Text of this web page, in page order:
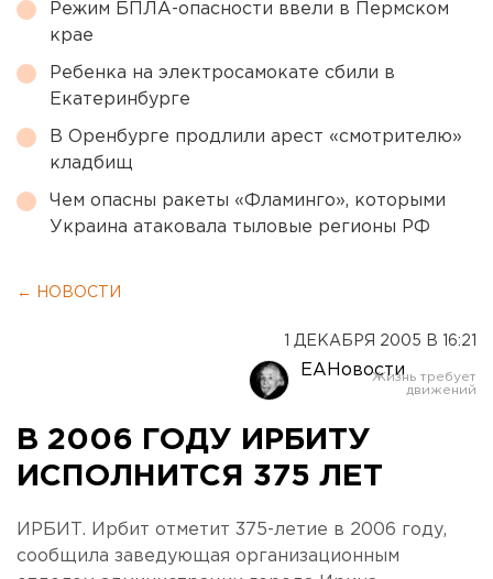
Режим БПЛА-опасности ввели в Пермском
крае
Ребенка на электросамокате сбили в
Екатеринбурге
В Оренбурге продлили арест «смотрителю»
кладбищ
Чем опасны ракеты «Фламинго», которыми
Украина атаковала тыловые регионы РФ
← НОВОСТИ
1 ДЕКАБРЯ 2005 В 16:21
ЕАНовости
В 2006 ГОДУ ИРБИТУ
ИСПОЛНИТСЯ 375 ЛЕТ
ИРБИТ. Ирбит отметит 375-летие в 2006 году,
сообщила заведующая организационным